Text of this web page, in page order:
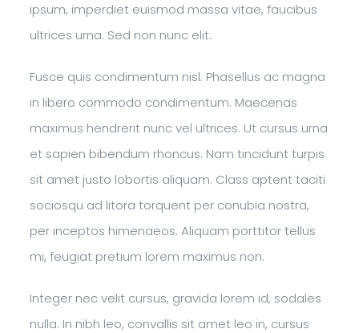
ipsum, imperdiet euismod massa vitae, faucibus
ultrices urna. Sed non nunc elit.
Fusce quis condimentum nisl. Phasellus ac magna
in libero commodo condimentum. Maecenas
maximus hendrerit nunc vel ultrices. Ut cursus urna
et sapien bibendum rhoncus. Nam tincidunt turpis
sit amet justo lobortis aliquam. Class aptent taciti
sociosqu ad litora torquent per conubia nostra,
per inceptos himenaeos. Aliquam porttitor tellus
mi, feugiat pretium lorem maximus non.
Integer nec velit cursus, gravida lorem id, sodales
nulla. In nibh leo, convallis sit amet leo in, cursus